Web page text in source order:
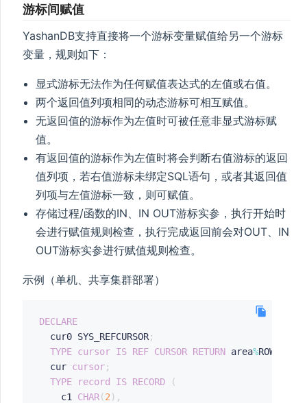
游标间赋值
YashanDB支持直接将一个游标变量赋值给另一个游标
变量，规则如下：
显式游标无法作为任何赋值表达式的左值或右值。
两个返回值列项相同的动态游标可相互赋值。
无返回值的游标作为左值时可被任意非显式游标赋
值。
有返回值的游标作为左值时将会判断右值游标的返回
值列项，若右值游标未绑定SQL语句，或者其返回值
列项与左值游标一致，则可赋值。
存储过程/函数的IN、IN OUT游标实参，执行开始时
会进行赋值规则检查，执行完成返回前会对OUT、IN
OUT游标实参进行赋值规则检查。
示例（单机、共享集群部署）
DECLARE
  cur0 SYS_REFCURSOR
;
TYPE cursor IS REF CURSOR RETURN area%ROWTYPE
  cur
cursor;
TYPE
record IS RECORD
(
    c1
CHAR(2 ) ,